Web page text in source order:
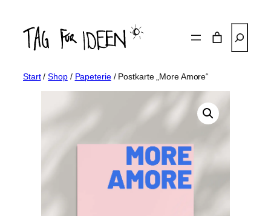
Inhalt
springen
Start/Shop/ Papeterie/ Postkarte „More Amore“